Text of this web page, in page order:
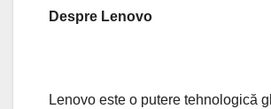
Despre Lenovo
Lenovo este o putere tehnologică